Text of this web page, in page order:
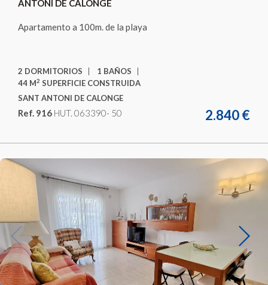
ANTONI DE CALONGE
Apartamento a 100m. de la playa
2 DORMITORIOS
1 BAÑOS
44 M2 SUPERFICIE CONSTRUIDA
SANT ANTONI DE CALONGE
Ref. 916 HUT. 063390- 50 2.840 €
Previous Next